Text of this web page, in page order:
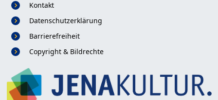
Fußzeile
Kontakt
Datenschutzerklärung
Barrierefreiheit
Copyright & Bildrechte